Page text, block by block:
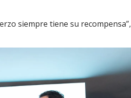
siempre tiene su recompensa”,